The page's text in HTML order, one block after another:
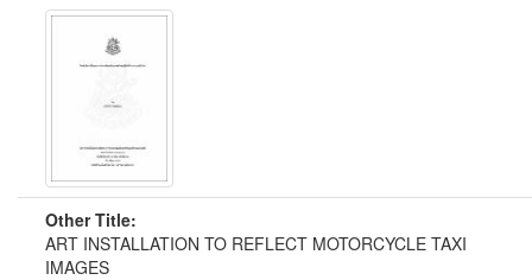
Other Title:
ART INSTALLATION TO REFLECT MOTORCYCLE TAXI
IMAGES